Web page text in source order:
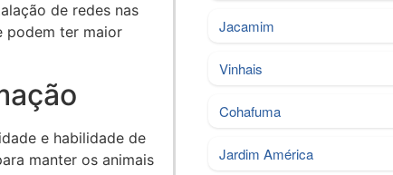
de redes nas
podem ter maior
e habilidade de
manter os animais
Jacamim
Vinhais
Cohafuma
Jardim América